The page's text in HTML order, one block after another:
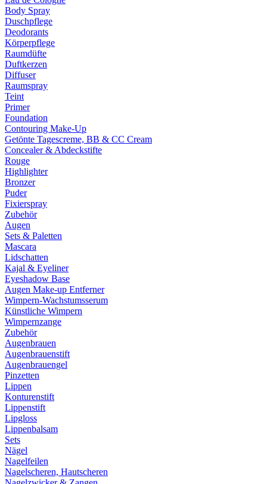
Body Spray
Duschpflege
Deodorants
Körperpflege
Raumdüfte
Duftkerzen
Diffuser
Raumspray
Teint
Primer
Foundation
Contouring Make-Up
Getönte Tagescreme, BB & CC Cream
Concealer & Abdeckstifte
Rouge
Highlighter
Bronzer
Puder
Fixierspray
Zubehör
Augen
Sets & Paletten
Mascara
Lidschatten
Kajal & Eyeliner
Eyeshadow Base
Augen Make-up Entferner
Wimpern-Wachstumsserum
Künstliche Wimpern
Wimpernzange
Zubehör
Augenbrauen
Augenbrauenstift
Augenbrauengel
Pinzetten
Lippen
Konturenstift
Lippenstift
Lipgloss
Lippenbalsam
Sets
Nägel
Nagelfeilen
Nagelscheren, Hautscheren